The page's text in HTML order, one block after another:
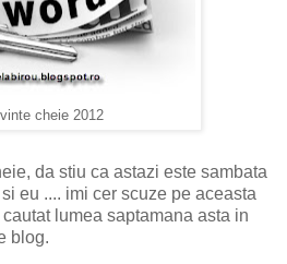
cheie 2012
da stiu ca astazi este sambata
eu .... imi cer scuze pe aceasta
lumea saptamana asta in
blog.